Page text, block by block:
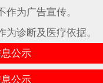
为广告宣传。
诊断及医疗依据。
公示
公示